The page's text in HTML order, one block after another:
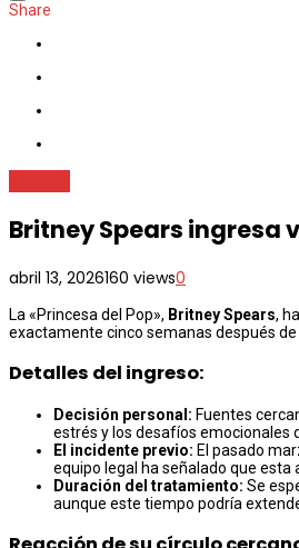
Share
Britney Spears
abril 13, 2026160 views0
La «Princesa del Pop», Britney Spears,
exactamente cinco semanas después
Detalles del ingreso:
Decisión personal: Fuentes
estrés y los desafíos emocionales
El incidente previo: El pasado
equipo legal ha señalado que
Duración del tratamiento: Se
aunque este tiempo podría